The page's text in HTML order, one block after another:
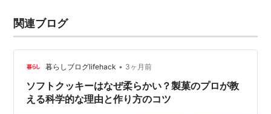
関連ブログ
暮らしブログlifehack • 3ヶ月前
ソフトクッキーはなぜ柔らかい？製菓のプロが教
える科学的な理由と作り方のコツ